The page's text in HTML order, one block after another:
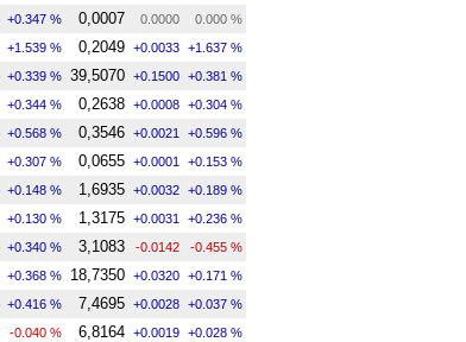
+0.347 % 0,0007 0.0000 0.000 %
+1.539 % 0,2049 +0.0033 +1.637 %
+0.339 % 39,5070 +0.1500 +0.381 %
+0.344 % 0,2638 +0.0008 +0.304 %
+0.568 % 0,3546 +0.0021 +0.596 %
+0.307 % 0,0655 +0.0001 +0.153 %
+0.148 % 1,6935 +0.0032 +0.189 %
+0.130 % 1,3175 +0.0031 +0.236 %
+0.340 % 3,1083 -0.0142 -0.455 %
+0.368 % 18,7350 +0.0320 +0.171 %
+0.416 % 7,4695 +0.0028 +0.037 %
-0.040 % 6,8164 +0.0019 +0.028 %